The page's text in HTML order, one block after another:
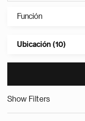
Función
Ubicación (10)
Show Filters